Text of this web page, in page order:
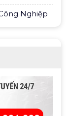
Nghiệp